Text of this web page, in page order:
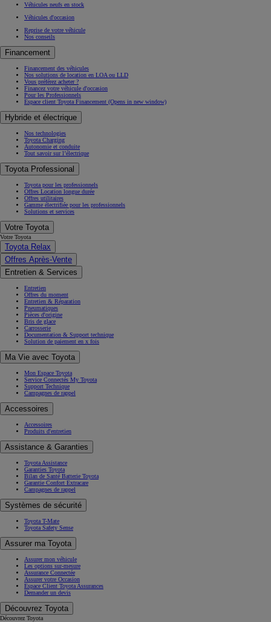
Véhicules neufs en stock
Véhicules d'occasion
Reprise de votre véhicule
Nos conseils
Financement
Financement des véhicules
Nos solutions de location en LOA ou LLD
Vous préférez acheter ?
Financez votre véhicule d'occasion
Pour les Professionnels
Espace client Toyota Financement (Opens in new window)
Hybride et électrique
Nos technologies
Toyota Charging
Autonomie et conduite
Tout savoir sur l’électrique
Toyota Professional
Toyota pour les professionnels
Offres Location longue durée
Offres utilitaires
Gamme électrifiée pour les professionnels
Solutions et services
Votre Toyota
Votre Toyota
Toyota Relax
Offres Après-Vente
Entretien & Services
Entretien
Offres du moment
Entretien & Réparation
Pneumatiques
Pièces d'origine
Bris de glace
Carrosserie
Documentation & Support technique
Solution de paiement en x fois
Ma Vie avec Toyota
Mon Espace Toyota
Service Connectés My Toyota
Support Technique
Campagnes de rappel
Accessoires
Accessoires
Produits d'entretien
Assistance & Garanties
Toyota Assistance
Garanties Toyota
Bilan de Santé Batterie Toyota
Garantie Confort Extracare
Campagnes de rappel
Systèmes de sécurité
Toyota T-Mate
Toyota Safety Sense
Assurer ma Toyota
Assurer mon véhicule
Les options sur-mesure
Assurance Connectée
Assurer votre Occasion
Espace Client Toyota Assurances
Demander un devis
Découvrez Toyota
Découvrez Toyota